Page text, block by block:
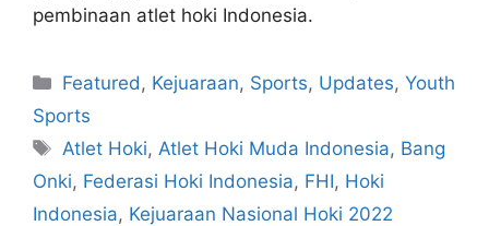
pembinaan atlet hoki Indonesia.
Featured , Kejuaraan, Sports, Updates,Youth
Sports
Atlet Hoki, Atlet Hoki Muda Indonesia, Bang
Onki, Federasi Hoki Indonesia, FHI, Hoki
Indonesia, Kejuaraan Nasional Hoki 2022